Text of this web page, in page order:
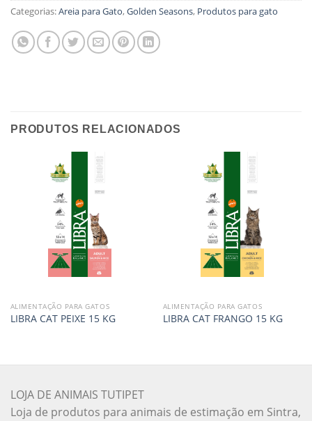
Categorias:Areia para Gato,Golden Seasons, Produtos para gato
PRODUTOS RELACIONADOS
ALIMENTAÇÃO PARA GATOS
LIBRA CAT PEIXE 15 KG
ALIMENTAÇÃO PARA GATOS
LIBRA CAT FRANGO 15 KG
LOJA DE ANIMAIS TUTIPET
Loja de produtos para animais de estimação em Sintra,